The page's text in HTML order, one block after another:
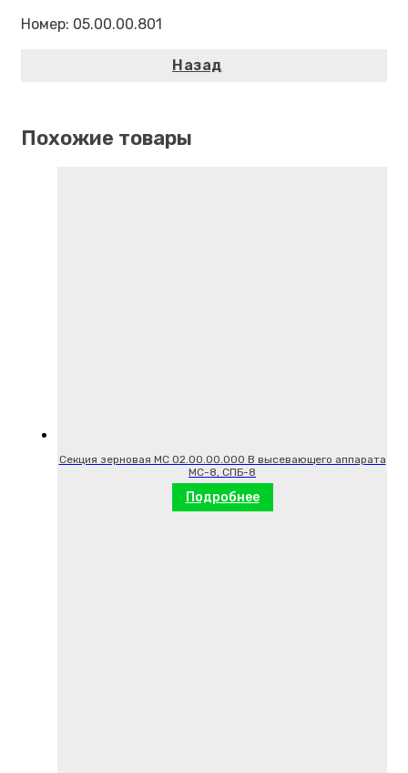
Номер: 05.00.00.801
Похожие товары
Секция зерновая МС 02.00.00.000 В высевающего аппарата
МС-8, СПБ-8
Подробнее